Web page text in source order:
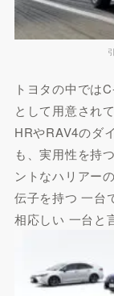
トヨタの中では
として用意され
HRやRAV4のダ
も、実用性を持
ントなハリアー
伝子を持つ 一台
相応しい 一台と